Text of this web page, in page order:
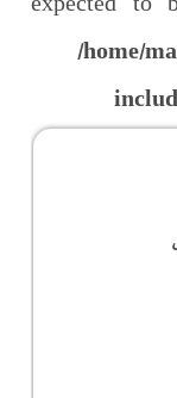
expected to
/home/